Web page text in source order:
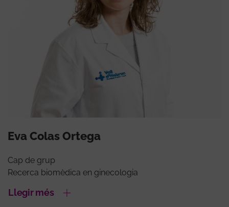
Eva Colas Ortega
Cap de grup
Recerca biomèdica en ginecologia
Llegir més